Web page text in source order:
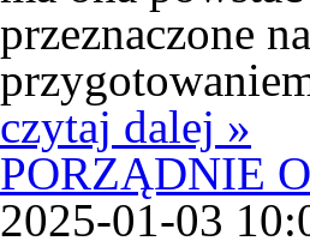
przeznaczone
czytaj dalej »
PORZĄDNIE
2025-01-03